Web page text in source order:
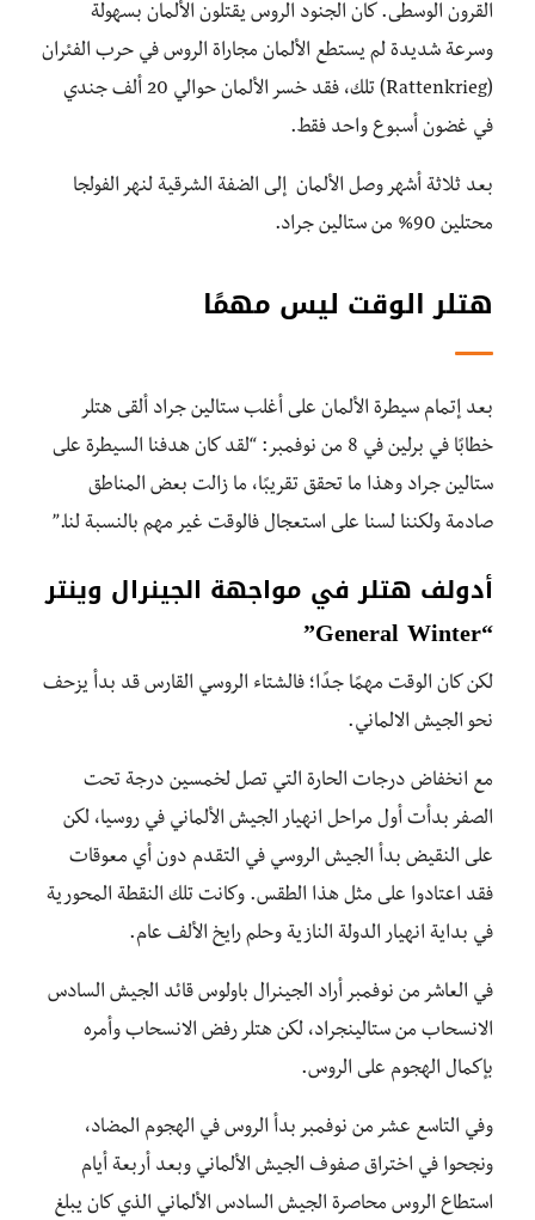
القرون الوسطى. كان الجنود الروس يقتلون الألمان بسهولة
وسرعة شديدة لم يستطع الألمان مجاراة الروس في حرب الفئران
(Rattenkrieg) تلك، فقد خسر الألمان حوالي 20 ألف جندي
في غضون أسبوع واحد فقط.
بعد ثلاثة أشهر وصل الألمان إلى الضفة الشرقية لنهر الفولجا
محتلين 90% من ستالين جراد.
هتلر الوقت ليس مهمًا
بعد إتمام سيطرة الألمان على أغلب ستالين جراد ألقى هتلر
خطابًا في برلين في 8 من نوفمبر: “لقد كان هدفنا السيطرة على
ستالين جراد وهذا ما تحقق تقريبًا، ما زالت بعض المناطق
صادمة ولكننا لسنا على استعجال فالوقت غير مهم بالنسبة لنا.”
أدولف هتلر في مواجهة الجينرال وينتر
“General Winter”
لكن كان الوقت مهمًا جدًا؛ فالشتاء الروسي القارس قد بدأ يزحف
نحو الجيش الالماني.
مع انخفاض درجات الحارة التي تصل لخمسين درجة تحت
الصفر بدأت أول مراحل انهيار الجيش الألماني في روسيا، لكن
على النقيض بدأ الجيش الروسي في التقدم دون أي معوقات
فقد اعتادوا على مثل هذا الطقس. وكانت تلك النقطة المحورية
في بداية انهيار الدولة النازية وحلم رايخ الألف عام.
في العاشر من نوفمبر أراد الجينرال باولوس قائد الجيش السادس
الانسحاب من ستالينجراد، لكن هتلر رفض الانسحاب وأمره
بإكمال الهجوم على الروس.
وفي التاسع عشر من نوفمبر بدأ الروس في الهجوم المضاد،
ونجحوا في اختراق صفوف الجيش الألماني وبعد أربعة أيام
استطاع الروس محاصرة الجيش السادس الألماني الذي كان يبلغ